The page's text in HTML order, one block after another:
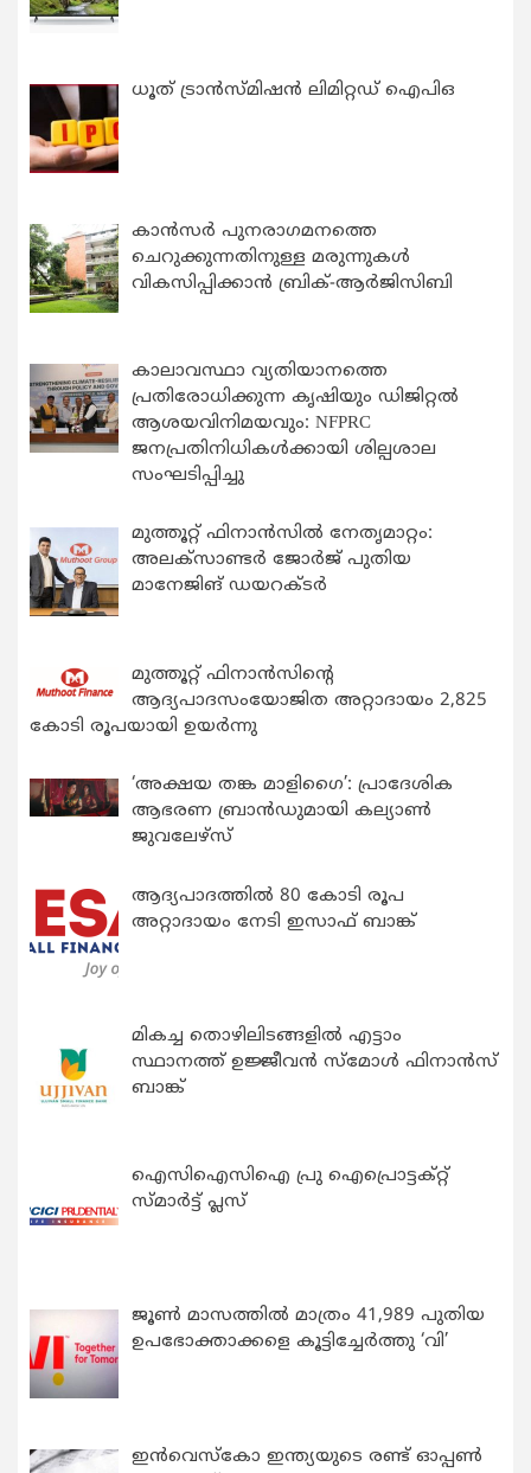
ധൂത് ട്രാൻസ്മിഷൻ ലിമിറ്റഡ് ഐപിഒ
കാന്‍സര്‍ പുനരാഗമനത്തെ
ചെറുക്കുന്നതിനുള്ള മരുന്നുകള്‍
വികസിപ്പിക്കാന്‍ ബ്രിക്-ആര്‍ജിസിബി
കാലാവസ്ഥാ വ്യതിയാനത്തെ
പ്രതിരോധിക്കുന്ന കൃഷിയും ഡിജിറ്റൽ
ആശയവിനിമയവും: NFPRC
ജനപ്രതിനിധികൾക്കായി ശില്പശാല
സംഘടിപ്പിച്ചു
മുത്തൂറ്റ് ഫിനാൻസിൽ നേതൃമാറ്റം:
അലക്സാണ്ടർ ജോർജ് പുതിയ
മാനേജിങ് ഡയറക്ടർ
മുത്തൂറ്റ് ഫിനാൻസിന്റെ
ആദ്യപാദസംയോജിത അറ്റാദായം 2,825
കോടി രൂപയായി ഉയർന്നു
‘അക്ഷയ തങ്ക മാളിഗൈ’: പ്രാദേശിക
ആഭരണ ബ്രാന്‍ഡുമായി കല്യാണ്‍
ജുവലേഴ്‌സ്
ആദ്യപാദത്തിൽ 80 കോടി രൂപ
അറ്റാദായം നേടി ഇസാഫ് ബാങ്ക്
മികച്ച തൊഴിലിടങ്ങളിൽ എട്ടാം
സ്ഥാനത്ത് ഉജ്ജീവൻ സ്മോൾ ഫിനാൻസ്
ബാങ്ക്
ഐസിഐസിഐ പ്രു ഐപ്രൊട്ടക്റ്റ്
സ്മാർട്ട് പ്ലസ്
ജൂൺ മാസത്തിൽ മാത്രം 41,989 പുതിയ
ഉപഭോക്താക്കളെ കൂട്ടിച്ചേർത്തു ‘വി’
ഇന്‍വെസ്കോ ഇന്ത്യയുടെ രണ്ട് ഓപ്പണ്‍